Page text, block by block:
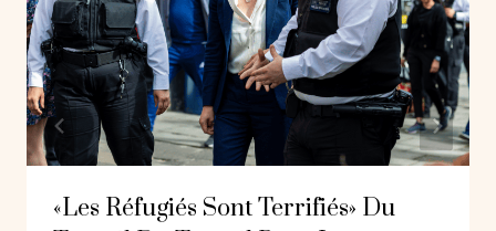
«Les Réfugiés Sont Terrifiés» Du